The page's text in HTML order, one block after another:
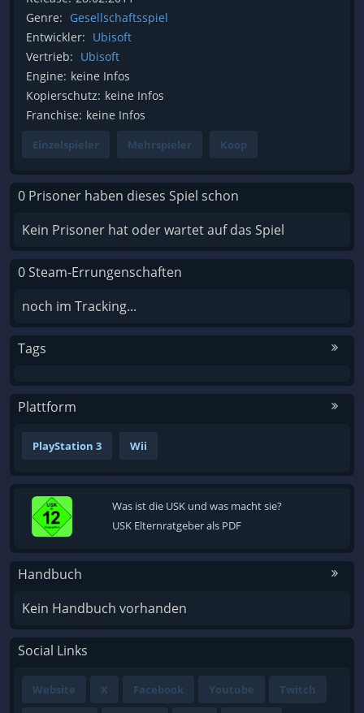
Genre: Gesellschaftsspiel
Entwickler: Ubisoft
Vertrieb: Ubisoft
Engine: keine Infos
Kopierschutz: keine Infos
Franchise: keine Infos
Einzelspieler Mehrspieler Koop
0 Prisoner haben dieses Spiel schon
Kein Prisoner hat oder wartet auf das Spiel
0 Steam-Errungenschaften
noch im Tracking...
Tags
Plattform
PlayStation 3 Wii
Was ist die USK und was macht sie?
USK Elternratgeber als PDF
Handbuch
Kein Handbuch vorhanden
Social Links
Website X Facebook Youtube Twitch